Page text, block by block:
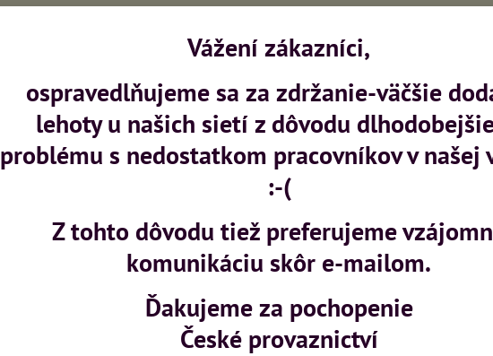
Vážení zákazníci,
ospravedlňujeme sa za zdržanie-väčšie
lehoty u našich sietí z dôvodu
problému s nedostatkom pracovníkov v našej
:-(
Z tohto dôvodu tiež preferujeme
komunikáciu skôr e-mailom.
Ďakujeme za pochopenie
České provaznictví